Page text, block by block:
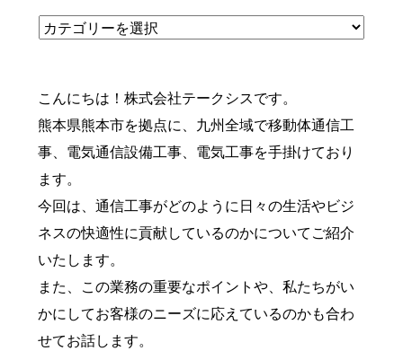
こんにちは！株式会社テークシスです。
熊本県熊本市を拠点に、九州全域で移動体通信工
事、電気通信設備工事、電気工事を手掛けており
ます。
今回は、通信工事がどのように日々の生活やビジ
ネスの快適性に貢献しているのかについてご紹介
いたします。
また、この業務の重要なポイントや、私たちがい
かにしてお客様のニーズに応えているのかも合わ
せてお話します。